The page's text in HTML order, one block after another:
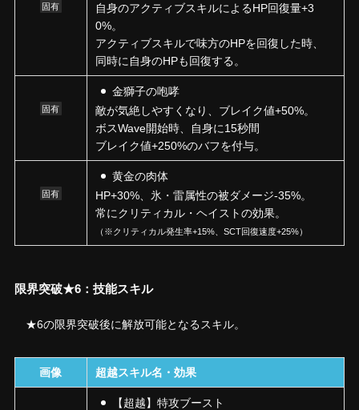
固有
自身のアクティブスキルによるHP回復量+3
0%。
アクティブスキルで味方のHPを回復した時、
同時に自身のHPも回復する。
固有
金獅子の咆哮
敵が気絶しやすくなり、ブレイク値+50%。
ボスWave開始時、自身に15秒間
ブレイク値+250%のバフを付与。
固有
黄金の肉体
HP+30%、氷・雷属性の被ダメージ-35%。
常にクリティカル・ヘイストの効果。
（※クリティカル発生率+15%、SCT回復速度+25%）
限界突破★6：技能スキル
★6の限界突破後に解放可能となるスキル。
画像 超越スキル名・効果
【超越】特攻ブースト